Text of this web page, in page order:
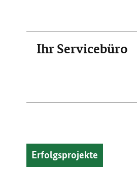
Ihr Servicebüro
Erfolgsprojekte